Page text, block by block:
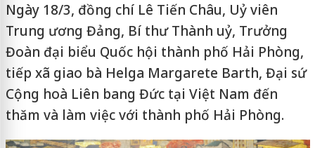
Ngày 18/3, đồng chí Lê Tiến Châu, Uỷ viên
Trung ương Đảng, Bí thư Thành uỷ, Trưởng
Đoàn đại biểu Quốc hội thành phố Hải Phòng,
tiếp xã giao bà Helga Margarete Barth, Đại sứ
Cộng hoà Liên bang Đức tại Việt Nam đến
thăm và làm việc với thành phố Hải Phòng.